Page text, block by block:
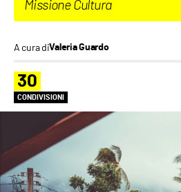
Missione Cultura
A cura diValeria Guardo
30
CONDIVISIONI